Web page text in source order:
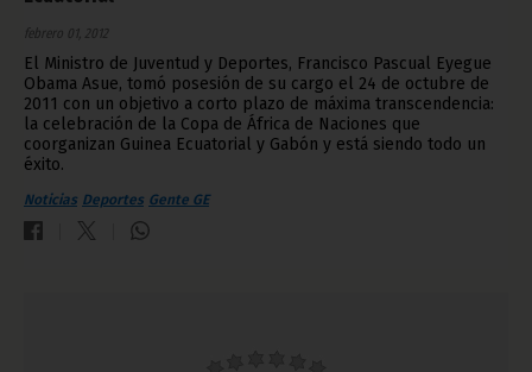
febrero 01, 2012
El Ministro de Juventud y Deportes, Francisco Pascual Eyegue
Obama Asue, tomó posesión de su cargo el 24 de octubre de
2011 con un objetivo a corto plazo de máxima transcendencia:
la celebración de la Copa de África de Naciones que
coorganizan Guinea Ecuatorial y Gabón y está siendo todo un
éxito.
Noticias Deportes Gente GE